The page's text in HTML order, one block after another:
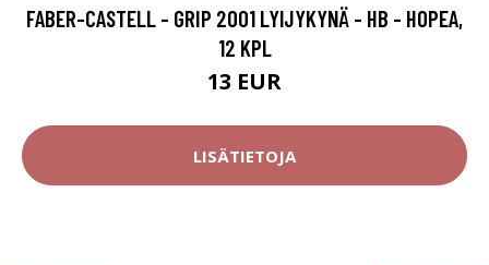
FABER-CASTELL - GRIP 2001 LYIJYKYNÄ - HB - HOPEA,
12 KPL
13 EUR
LISÄTIETOJA